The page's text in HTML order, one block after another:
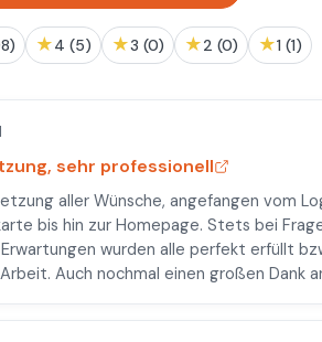
★ 4 (5) ★ 3 (0) ★ 2 (0) ★ 1 (1)
sehr professionell
aller Wünsche, angefangen vom
bis hin zur Homepage. Stets bei
wurden alle perfekt erfüllt
Auch nochmal einen großen Dank